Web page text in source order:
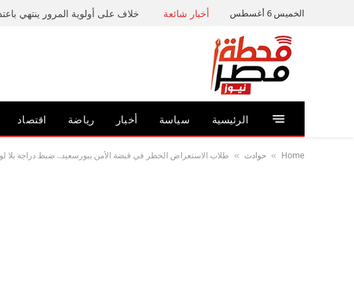
الخميس 6 أغسطس أخبار شائعة خلاف على أولوية المرور ينتهي
الرئيسية سياسة أخبار رياضة اقتصاد
Home
» حوادث » طلاب الاستعراض الخطر في قبضة الأمن ببورسعيد.. ضبط دراجة بلا